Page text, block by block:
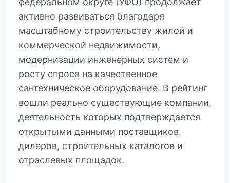
активно развиваться благодаря
масштабному строительству жилой и
коммерческой недвижимости,
модернизации инженерных систем и
росту спроса на качественное
сантехническое оборудование. В рейтинг
вошли реально существующие компании,
деятельность которых подтверждается
открытыми данными поставщиков,
дилеров, строительных каталогов и
отраслевых площадок.